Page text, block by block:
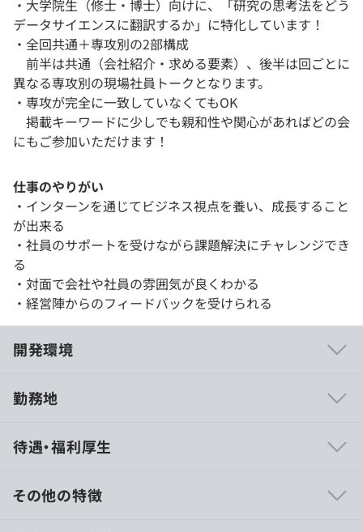
・大学院生（修士・博士）向けに、「研究の思考法をどう
データサイエンスに翻訳するか」に特化しています！
・全回共通＋専攻別の2部構成
前半は共通（会社紹介・求める要素）、後半は回ごとに
異なる専攻別の現場社員トークとなります。
・専攻が完全に一致していなくてもOK
掲載キーワードに少しでも親和性や関心があればどの会
にもご参加いただけます！
仕事のやりがい
・インターンを通じてビジネス視点を養い、成長すること
が出来る
・社員のサポートを受けながら課題解決にチャレンジでき
る
・対面で会社や社員の雰囲気が良くわかる
・経営陣からのフィードバックを受けられる
開発環境
・新しいことにどんどんチャレンジしていくマインドと文
・フラットな雰囲気のため、役職や年数に関係なく意見や
発言が推奨されているため、若手の意見にも耳を傾けま
勤務地
待遇・福利厚生
その他の特徴